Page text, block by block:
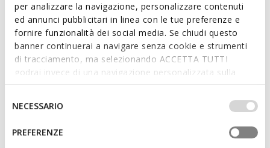
per analizzare la navigazione, personalizzare contenuti
ed annunci pubblicitari in linea con le tue preferenze e
fornire funzionalità dei social media. Se chiudi questo
banner continuerai a navigare senza cookie e strumenti
di tracciamento, ma selezionando ACCETTA TUTTI
godrai invece di una navigazione personalizzata sulla
base dei tuoi gusti ed interessi. Selezionando
IMPOSTAZIONI potrai anche scegliere quali cookies ed
altri strumenti di tracciamento autorizzare. Per maggiori
informazioni o per modificare in qualsiasi momento le
tue impostazioni, visita la nostra
consenso
NECESSARIO
PREFERENZE
First-steps sneaker for baby girls with a flexible cushioning
structure and a vintage vibe. This pink and light-yellow version
of Iupidoo boasts a comfortable design which will enhance
her sporty outfits with feminine flair. A breathable piece of
footwear crafted from a plain and patent leather-effect
ITEM CODE:
Features